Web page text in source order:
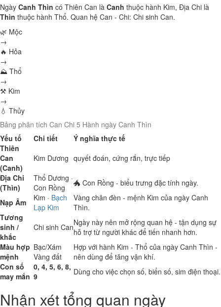
Ngày Canh Thìn có Thiên Can là Canh thuộc hành Kim, Địa Chi là
Thìn thuộc hành Thổ. Quan hệ Can - Chi: Chi sinh Can.
🌿 Mộc
→
🔥 Hỏa
→
⛰ Thổ
→
⚒ Kim
→
💧 Thủy
Bảng phân tích Can Chi 5 Hành ngày Canh Thìn
Yếu tố
Chi tiết
Ý nghĩa thực tế
Thiên
Can
(Canh)
Kim Dương quyết đoán, cứng rắn, trực tiếp
Địa Chi
(Thìn)
Thổ Dương ·
Con Rồng
🐲 Con Rồng - biểu trưng đặc tính ngày.
Nạp Âm
Kim · Bạch
Lạp Kim
Vàng chân đèn - mệnh Kim của ngày Canh
Thìn.
Tương
sinh /
khắc
Chi sinh CanNgày này nên mở rộng quan hệ - tận dụng sự
hỗ trợ từ người khác để tiến nhanh hơn.
Màu hợp
mệnh
Bạc/Xám
Vàng đất
Hợp với hành Kim - Thổ của ngày Canh Thìn -
nên dùng để tăng vận khí.
Con số
may mắn
0, 4, 5, 6, 8,
9
Dùng cho việc chọn số, biển số, sim điện thoại.
Nhận xét tổng quan ngày